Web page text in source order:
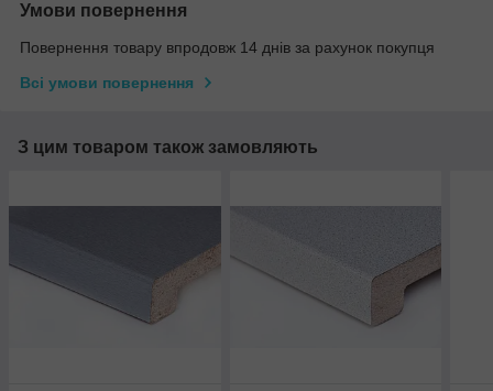
Умови повернення
Повернення товару впродовж 14 днів за рахунок покупця
Всі умови повернення
З цим товаром також замовляють